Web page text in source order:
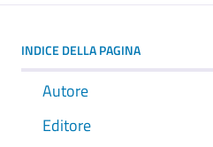
INDICE DELLA PAGINA
Autore
Editore